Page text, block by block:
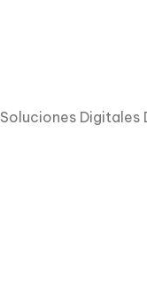
Soluciones Digitales